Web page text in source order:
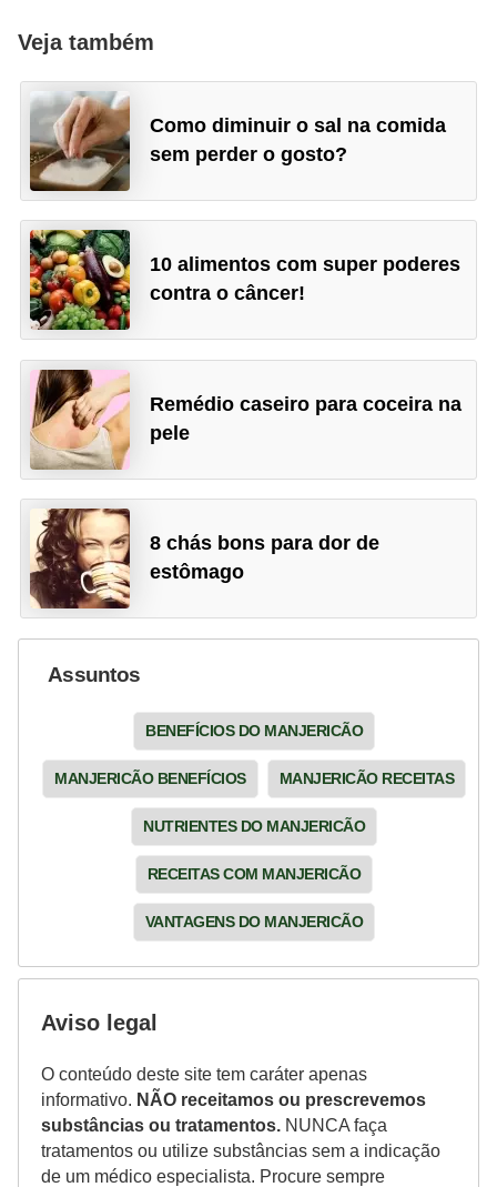
Veja também
Como diminuir o sal na comida
sem perder o gosto?
10 alimentos com super poderes
contra o câncer!
Remédio caseiro para coceira na
pele
8 chás bons para dor de
estômago
Assuntos
BENEFÍCIOS DO MANJERICÃO
MANJERICÃO BENEFÍCIOS MANJERICÃO RECEITAS
NUTRIENTES DO MANJERICÃO
RECEITAS COM MANJERICÃO
VANTAGENS DO MANJERICÃO
Aviso legal
O conteúdo deste site tem caráter apenas
informativo. NÃO receitamos ou prescrevemos
substâncias ou tratamentos. NUNCA faça
tratamentos ou utilize substâncias sem a indicação
de um médico especialista. Procure sempre